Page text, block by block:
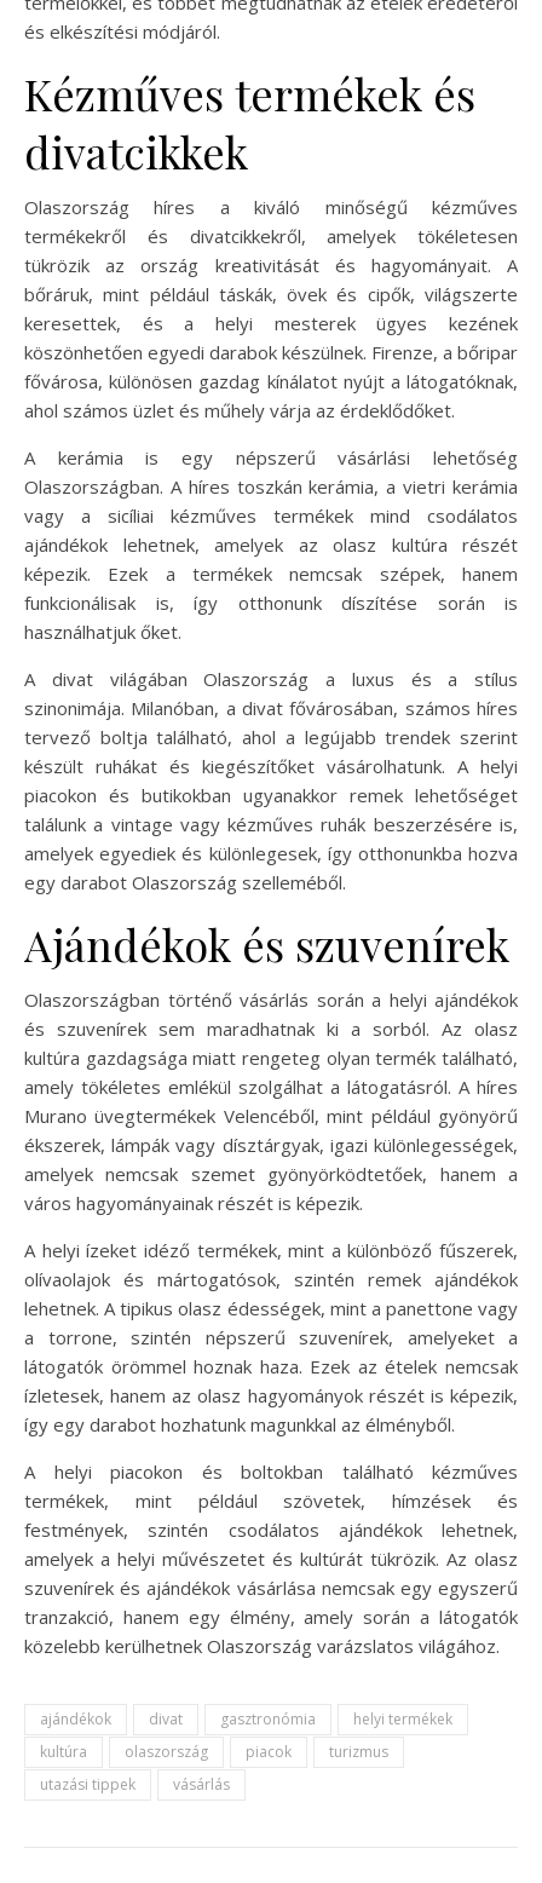
és elkészítési módjáról.
Kézműves termékek és
divatcikkek
Olaszország híres a kiváló minőségű kézműves
termékekről és divatcikkekről, amelyek tökéletesen
tükrözik az ország kreativitását és hagyományait. A
bőráruk, mint például táskák, övek és cipők, világszerte
keresettek, és a helyi mesterek ügyes kezének
köszönhetően egyedi darabok készülnek. Firenze, a bőripar
fővárosa, különösen gazdag kínálatot nyújt a látogatóknak,
ahol számos üzlet és műhely várja az érdeklődőket.
A kerámia is egy népszerű vásárlási lehetőség
Olaszországban. A híres toszkán kerámia, a vietri kerámia
vagy a sicíliai kézműves termékek mind csodálatos
ajándékok lehetnek, amelyek az olasz kultúra részét
képezik. Ezek a termékek nemcsak szépek, hanem
funkcionálisak is, így otthonunk díszítése során is
használhatjuk őket.
A divat világában Olaszország a luxus és a stílus
szinonimája. Milanóban, a divat fővárosában, számos híres
tervező boltja található, ahol a legújabb trendek szerint
készült ruhákat és kiegészítőket vásárolhatunk. A helyi
piacokon és butikokban ugyanakkor remek lehetőséget
találunk a vintage vagy kézműves ruhák beszerzésére is,
amelyek egyediek és különlegesek, így otthonunkba hozva
egy darabot Olaszország szelleméből.
Ajándékok és szuvenírek
Olaszországban történő vásárlás során a helyi ajándékok
és szuvenírek sem maradhatnak ki a sorból. Az olasz
kultúra gazdagsága miatt rengeteg olyan termék található,
amely tökéletes emlékül szolgálhat a látogatásról. A híres
Murano üvegtermékek Velencéből, mint például gyönyörű
ékszerek, lámpák vagy dísztárgyak, igazi különlegességek,
amelyek nemcsak szemet gyönyörködtetőek, hanem a
város hagyományainak részét is képezik.
A helyi ízeket idéző termékek, mint a különböző fűszerek,
olívaolajok és mártogatósok, szintén remek ajándékok
lehetnek. A tipikus olasz édességek, mint a panettone vagy
a torrone, szintén népszerű szuvenírek, amelyeket a
látogatók örömmel hoznak haza. Ezek az ételek nemcsak
ízletesek, hanem az olasz hagyományok részét is képezik,
így egy darabot hozhatunk magunkkal az élményből.
A helyi piacokon és boltokban található kézműves
termékek, mint például szövetek, hímzések és
festmények, szintén csodálatos ajándékok lehetnek,
amelyek a helyi művészetet és kultúrát tükrözik. Az olasz
szuvenírek és ajándékok vásárlása nemcsak egy egyszerű
tranzakció, hanem egy élmény, amely során a látogatók
közelebb kerülhetnek Olaszország varázslatos világához.
ajándékok divat gasztronómia
helyi termékek
kultúra
olaszország piacok
turizmus
utazási tippek
vásárlás